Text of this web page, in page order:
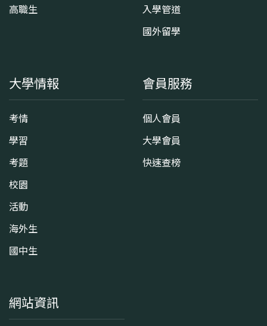
高職生
入學管道
國外留學
大學情報
考情
學習
考題
校園
活動
海外生
國中生
會員服務
個人會員
大學會員
快速查榜
網站資訊